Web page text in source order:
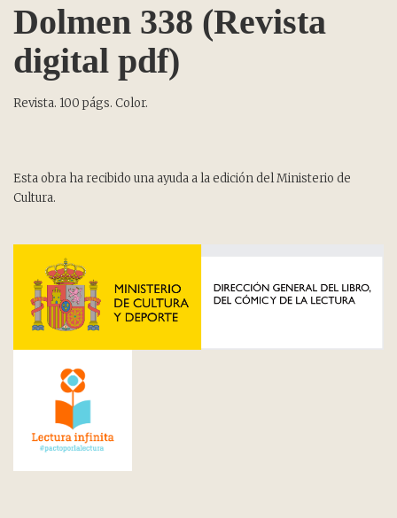
Dolmen 338 (Revista
digital pdf)
Revista. 100 págs. Color.
Esta obra ha recibido una ayuda a la edición del Ministerio de
Cultura.